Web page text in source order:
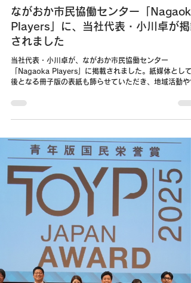
ながおか市民協働センター「
Players」に、当社代表・小川卓が掲
されました
当社代表・小川卓が、ながおか市民協働センター
「Nagaoka Players」に掲載されました。紙媒体として
後となる冊子版の表紙も飾らせていただき、地域活動や“